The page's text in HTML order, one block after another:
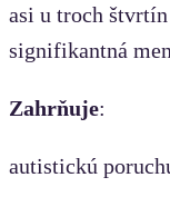
asi u troch
signifikantná
Zahrňuje:
autistickú